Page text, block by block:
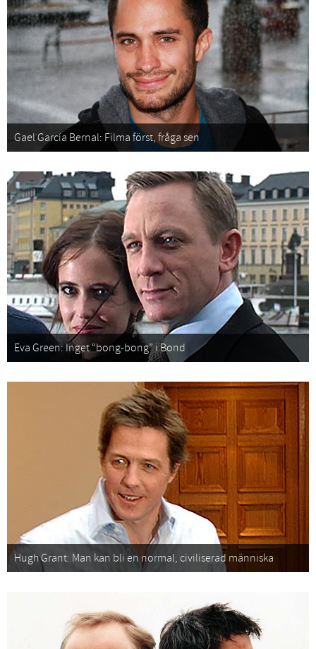
Gael García Bernal: Filma först, fråga sen
Eva Green: Inget “bong-bong” i Bond
Hugh Grant: Man kan bli en normal, civiliserad människa